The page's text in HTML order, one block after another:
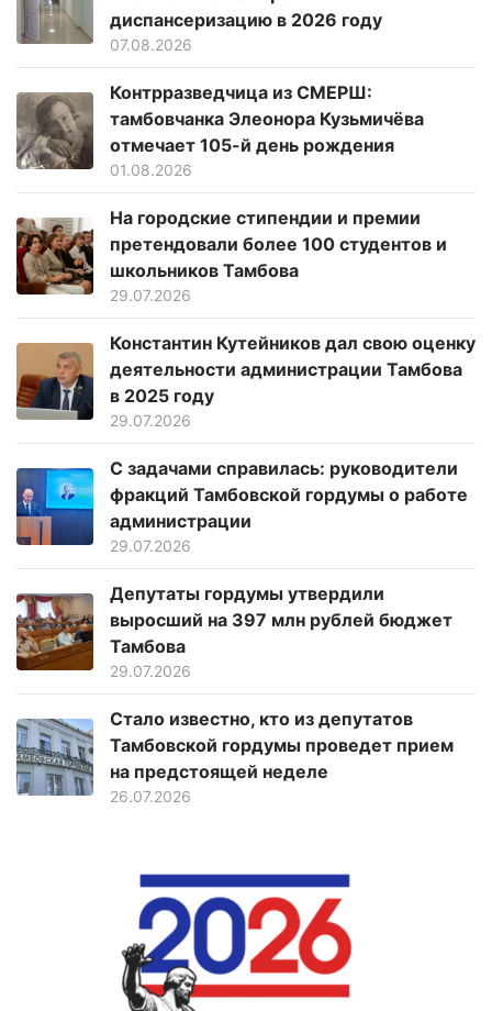
диспансеризацию в 2026 году
07.08.2026
Контрразведчица из СМЕРШ:
тамбовчанка Элеонора Кузьмичёва
отмечает 105-й день рождения
01.08.2026
На городские стипендии и премии
претендовали более 100 студентов и
школьников Тамбова
29.07.2026
Константин Кутейников дал свою оценку
деятельности администрации Тамбова
в 2025 году
29.07.2026
С задачами справилась: руководители
фракций Тамбовской гордумы о работе
администрации
29.07.2026
Депутаты гордумы утвердили
выросший на 397 млн рублей бюджет
Тамбова
29.07.2026
Стало известно, кто из депутатов
Тамбовской гордумы проведет прием
на предстоящей неделе
26.07.2026